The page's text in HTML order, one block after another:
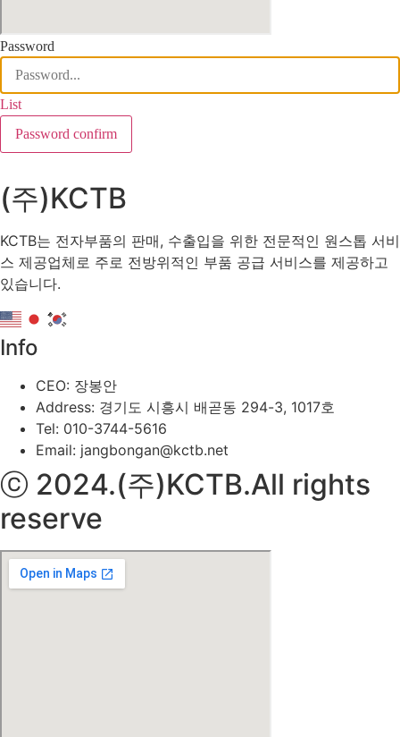
Password
List
Password confirm
(주)KCTB
KCTB는 전자부품의 판매, 수출입을 위한 전문적인 원스톱 서비
스 제공업체로 주로 전방위적인 부품 공급 서비스를 제공하고
있습니다.
Info
CEO: 장봉안
Address: 경기도 시흥시 배곧동 294-3, 1017호
Tel: 010-3744-5616
Email: jangbongan@kctb.net
ⓒ 2024.(주)KCTB.All rights
reserve